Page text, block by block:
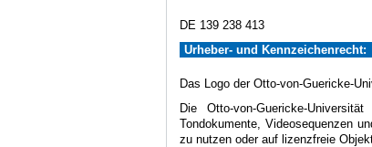
DE 139 238 413
Urheber- und Kennzeichenrecht:
Das Logo der Otto-von-Guericke-
Die Otto-von-Guericke-
Tondokumente, Videosequenzen
zu nutzen oder auf lizenzfreie